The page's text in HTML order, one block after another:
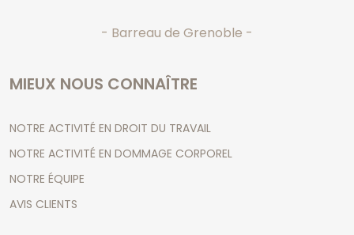
MIEUX NOUS CONNAÎTRE
NOTRE ACTIVITÉ EN DROIT DU TRAVAIL
NOTRE ACTIVITÉ EN DOMMAGE CORPOREL
NOTRE ÉQUIPE
AVIS CLIENTS
- Barreau de Grenoble -